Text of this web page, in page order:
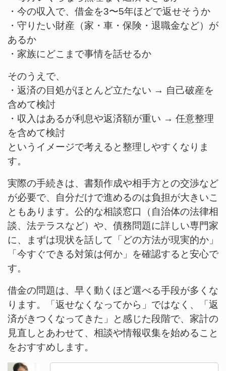
・今の収入で、借金を3〜5年ほどで返せそうか
・守りたい財産（家・車・保険・退職金など）が
あるか
・家族にどこまで事情を話せるか
そのうえで、
・返済の目処がほとんど立たない → 自己破産を
含めて検討
・収入はあるが利息や返済額が重い → 任意整理
を含めて検討
というイメージで考えると整理しやすくなりま
す。
実際の手続きは、書類作成や相手方との交渉など
が必要で、自分だけで進めるのは負担が大きいこ
ともあります。公的な相談窓口（自治体の法律相
談、法テラスなど）や、債務問題に詳しい専門家
に、まずは現状を話して「どの方法が現実的か」
「今すぐできる対策は何か」を確認すると安心で
す。
借金の問題は、早く動くほど選べる手段が多くな
ります。「返せなくなってから」ではなく、「返
済がきつくなってきた」と感じた段階で、家計の
見直しとあわせて、相談や情報収集を始めること
をおすすめします。